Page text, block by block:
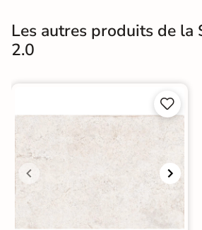
Les autres produits de la
2.0

